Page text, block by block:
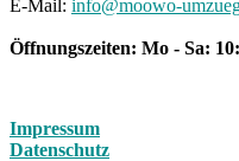
E-Mail: info@moowo-
Öffnungszeiten: Mo - Sa:
Impressum
Datenschutz